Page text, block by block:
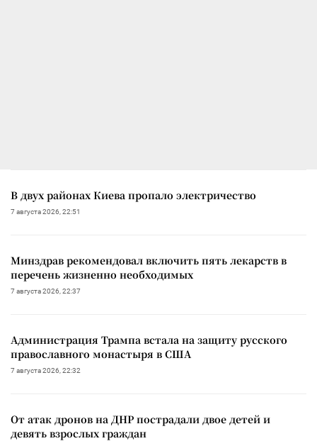
В двух районах Киева пропало электричество
7 августа 2026, 22:51
Минздрав рекомендовал включить пять лекарств в
перечень жизненно необходимых
7 августа 2026, 22:37
Администрация Трампа встала на защиту русского
православного монастыря в США
7 августа 2026, 22:32
От атак дронов на ДНР пострадали двое детей и
девять взрослых граждан